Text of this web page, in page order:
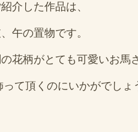
介した作品は、
午の置物です。
花柄がとても可愛いお馬
って頂くのにいかがでしょ